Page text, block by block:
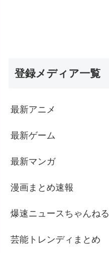
登録メディア一覧
最新アニメ
最新ゲーム
最新マンガ
漫画まとめ速報
爆速ニュースちゃんねる
芸能トレンディまとめ